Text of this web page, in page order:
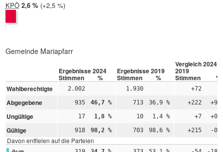
KPÖ 2024:
2,6 % Differenz:
+2,5 %
Gemeinde Mariapfarr
Ergebnisse 2024 Ergebnisse 2019
Vergleich 2024 –
2019
Stimmen % Stimmen % Stimmen
%
Wahlberechtigte
2.002 1.930 +72
Abgegebene 935 46,7 % 713 36,9 % +222
Ungültige 17 1,8 % 10 1,4 % +7
Gültige 918 98,2 % 703 98,6 % +215 -
Davon entfielen auf die Parteien